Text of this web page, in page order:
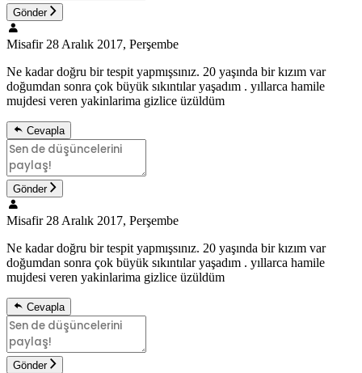
Gönder
Misafir 28 Aralık 2017, Perşembe
Ne kadar doğru bir tespit yapmışsınız. 20 yaşında bir kızım var
doğumdan sonra çok büyük sıkıntılar yaşadım . yıllarca hamile
mujdesi veren yakinlarima gizlice üzüldüm
Cevapla
Gönder
Misafir 28 Aralık 2017, Perşembe
Ne kadar doğru bir tespit yapmışsınız. 20 yaşında bir kızım var
doğumdan sonra çok büyük sıkıntılar yaşadım . yıllarca hamile
mujdesi veren yakinlarima gizlice üzüldüm
Cevapla
Gönder